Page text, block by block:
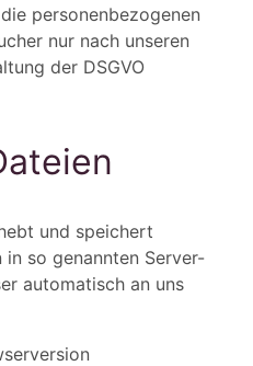
personenbezogenen
nur nach unseren
der DSGVO
und speichert
so genannten Server-
automatisch an uns